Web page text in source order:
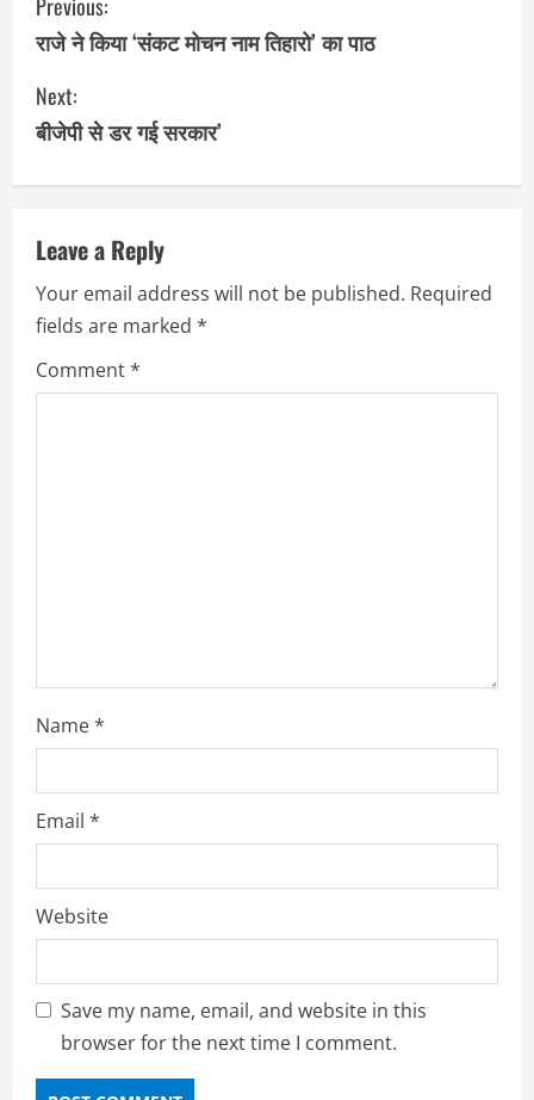
o
n
t
i
n
u
e
R
g
राजे ने किया ‘संकट मोचन नाम तिहारो’ का पाठ
Next:
बीजेपी से डर गई सरकार’
Leave a Reply
Your email address will not be published. Required
fields are marked *
Comment*
Name*
Email *
Website
Save my name, email, and website in this
browser for the next time I comment.